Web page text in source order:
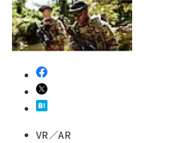
VR／AR